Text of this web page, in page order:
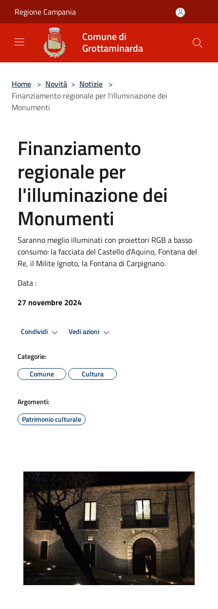
Regione Campania
Comune di
Grottaminarda
Home > Novità > Notizie >
Finanziamento regionale per l'illuminazione dei
Monumenti
Finanziamento
regionale per
l'illuminazione dei
Monumenti
Saranno meglio illuminati con proiettori RGB a basso
consumo: la facciata del Castello d'Aquino, Fontana del
Re, il Milite Ignoto, la Fontana di Carpignano.
Data :
27 novembre 2024
Condividi Vedi azioni
Categorie:
Comune
Cultura
Argomenti:
Patrimonio culturale